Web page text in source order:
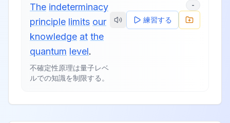
The indeterminacy
principle limits our
knowledge at the
quantum level.
不確定性原理は量子レベ
ルでの知識を制限する。
-
練習する